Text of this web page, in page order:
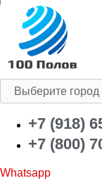
+7 (918)
+7 (800)
Whatsapp